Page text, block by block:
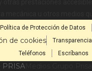
Política de Protección de Datos
de cookies Transparencia
Teléfonos
Escríbanos
PRISA